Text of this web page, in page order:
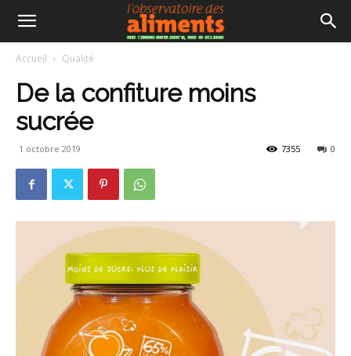
Accueil Qualité
De la confiture moins
sucrée
1 octobre 2019 0
7355